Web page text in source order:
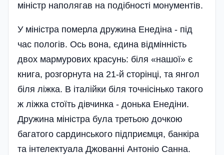
міністр наполягав на подібності монументів.
У міністра померла дружина Енедіна - під
час пологів. Ось вона, єдина відмін­ність
двох мармурових красунь: біля «на­шої» є
книга, розгорнута на 21-й сто­рінці, та янгол
біля ліжка. В італійки біля точ­нісінько такого
ж ліжка стоїть дівчинка - донька Енедіни.
Дружина міністра була третьою дочкою
багатого сардинського під­при­ємця, банкіра
та інтелектуала Джованні Антоніо Санна.